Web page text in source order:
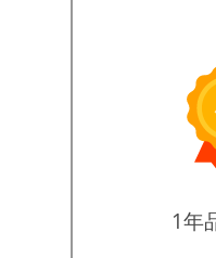
1年